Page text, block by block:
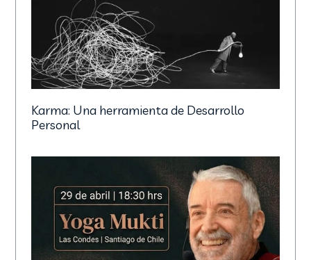
Karma: Una herramienta de Desarrollo
Personal